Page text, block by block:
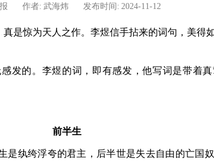
作者: 武海炜 发布时间: 2024-11-12
是惊为天人之作。李煜信手拈来的词句，美得
发的。李煜的词，即有感发，他写词是带着
前半生
是纨绔浮夸的君主，后半世是失去自由的亡国